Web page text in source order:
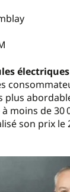
électriques
plus
moins de 30
son prix